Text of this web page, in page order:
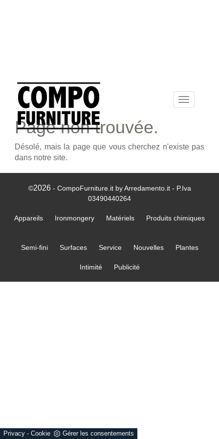
Privacy - Cookie Gérer les consentements
Toggle
navigation
Page non trouvée.
Désolé, mais la page que vous cherchez n'existe pas
dans notre site.
©2026- CompoFurniture.it by Arredamento.it - P.Iva
03490440264
Appareils Ironmongery Matériels Produits chimiques
Semi-fini Surfaces Service Nouvelles Plantes
Intimité Publicité